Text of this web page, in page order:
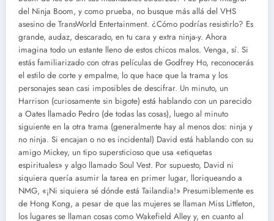
del Ninja Boom, y como prueba, no busque más allá del VHS
asesino de TransWorld Entertainment. ¿Cómo podrías resistirlo? Es
grande, audaz, descarado, en tu cara y extra ninja-y. Ahora
imagina todo un estante lleno de estos chicos malos. Venga, sí. Si
estás familiarizado con otras películas de Godfrey Ho, reconocerás
el estilo de corte y empalme, lo que hace que la trama y los
personajes sean casi imposibles de descifrar. Un minuto, un
Harrison (curiosamente sin bigote) está hablando con un parecido
a Oates llamado Pedro (de todas las cosas), luego al minuto
siguiente en la otra trama (generalmente hay al menos dos: ninja y
no ninja. Si encajan o no es incidental) David está hablando con su
amigo Mickey, un tipo supersticioso que usa «etiquetas
espirituales» y algo llamado Soul Vest. Por supuesto, David ni
siquiera quería asumir la tarea en primer lugar, lloriqueando a
NMG, «¡Ni siquiera sé dónde está Tailandia!» Presumiblemente es
de Hong Kong, a pesar de que las mujeres se llaman Miss Littleton,
los lugares se llaman cosas como Wakefield Alley y, en cuanto al